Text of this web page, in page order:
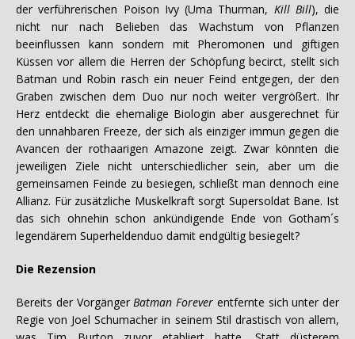
der verführerischen Poison Ivy (Uma Thurman, Kill Bill), die
nicht nur nach Belieben das Wachstum von Pflanzen
beeinflussen kann sondern mit Pheromonen und giftigen
Küssen vor allem die Herren der Schöpfung becirct, stellt sich
Batman und Robin rasch ein neuer Feind entgegen, der den
Graben zwischen dem Duo nur noch weiter vergrößert. Ihr
Herz entdeckt die ehemalige Biologin aber ausgerechnet für
den unnahbaren Freeze, der sich als einziger immun gegen die
Avancen der rothaarigen Amazone zeigt. Zwar könnten die
jeweiligen Ziele nicht unterschiedlicher sein, aber um die
gemeinsamen Feinde zu besiegen, schließt man dennoch eine
Allianz. Für zusätzliche Muskelkraft sorgt Supersoldat Bane. Ist
das sich ohnehin schon ankündigende Ende von Gotham´s
legendärem Superheldenduo damit endgültig besiegelt?
Die Rezension
Bereits der Vorgänger Batman Forever entfernte sich unter der
Regie von Joel Schumacher in seinem Stil drastisch von allem,